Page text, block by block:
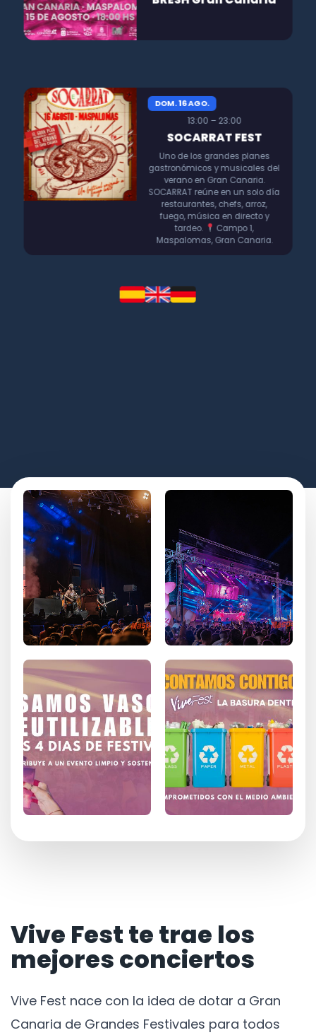
DOM. 16 AGO.
13:00 – 23:00
SOCARRAT FEST
Uno de los grandes planes
gastronómicos y musicales del
verano en Gran Canaria.
SOCARRAT reúne en un solo día
restaurantes, chefs, arroz,
fuego, música en directo y
tardeo.
Campo 1,
Maspalomas, Gran Canaria.
Vive Fest te trae los
mejores conciertos
Vive Fest nace con la idea de dotar a Gran
Canaria de Grandes Festivales para todos